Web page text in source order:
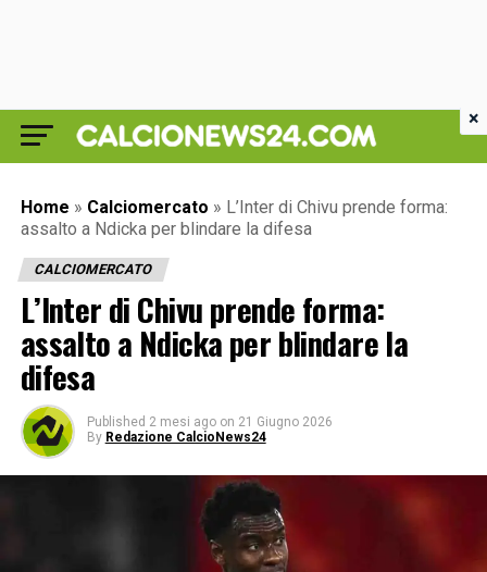
Home » Calciomercato » L’Inter di Chivu prende forma:
assalto a Ndicka per blindare la difesa
CALCIOMERCATO
L’Inter di Chivu prende forma:
assalto a Ndicka per blindare la
difesa
Published 2 mesi ago on 21 Giugno 2026
By Redazione CalcioNews24
×